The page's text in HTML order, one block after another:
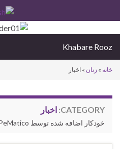
Khabare Rooz
خانه » زنان » اخبار
CATEGORY: اخبار
خودکار اضافه شده توسط WPeMatico